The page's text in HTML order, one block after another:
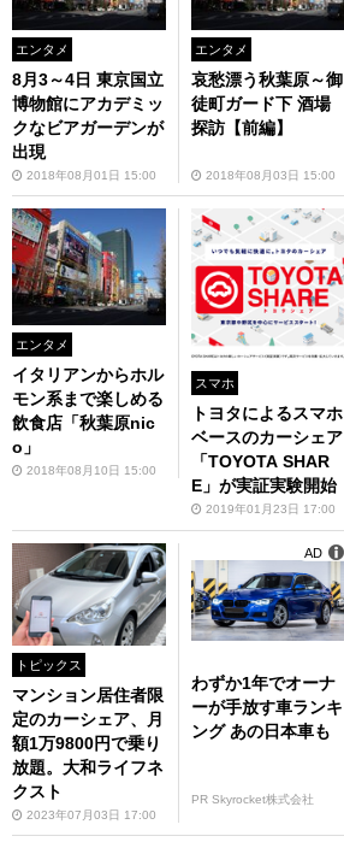
エンタメ
8月3～4日 東京国立
博物館にアカデミッ
クなビアガーデンが
出現
2018年08月01日 15:00
エンタメ
哀愁漂う秋葉原～御
徒町ガード下 酒場
探訪【前編】
2018年08月03日 15:00
エンタメ
イタリアンからホル
モン系まで楽しめる
飲食店「秋葉原nic
o」
2018年08月10日 15:00
スマホ
トヨタによるスマホ
ベースのカーシェア
「TOYOTA SHAR
E」が実証実験開始
2019年01月23日 17:00
トピックス
マンション居住者限
定のカーシェア、月
額1万9800円で乗り
放題。大和ライフネ
クスト
2023年07月03日 17:00
わずか1年でオーナ
ーが手放す車ランキ
ング あの日本車も
PR Skyrocket株式会社
AD